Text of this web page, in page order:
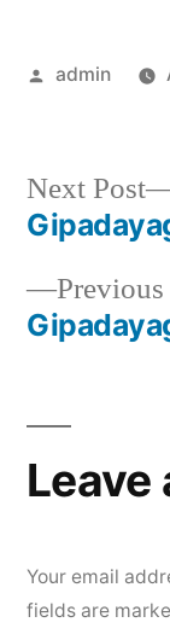
Posted
admin
Post
Next Post
Leave
Your email
fields are